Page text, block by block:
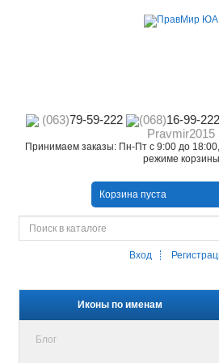
(063)79-59-222 (068)16-99-222
Pravmir2015
Принимаем заказы: Пн-Пт с 9:00 до
режиме корзины
Корзина пуста
Вход
Иконы по именам
Блог